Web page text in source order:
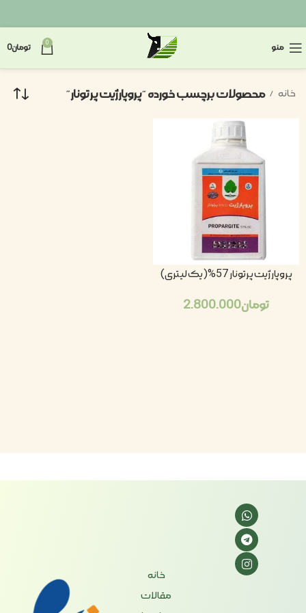
منو 0 تومان0
خانه محصولات برچسب خورده “پروپارژیت پرتونار”
پروپارژیت پرتونار 57%(یک لیتری)
تومان2.800.000
خانه
مقالات